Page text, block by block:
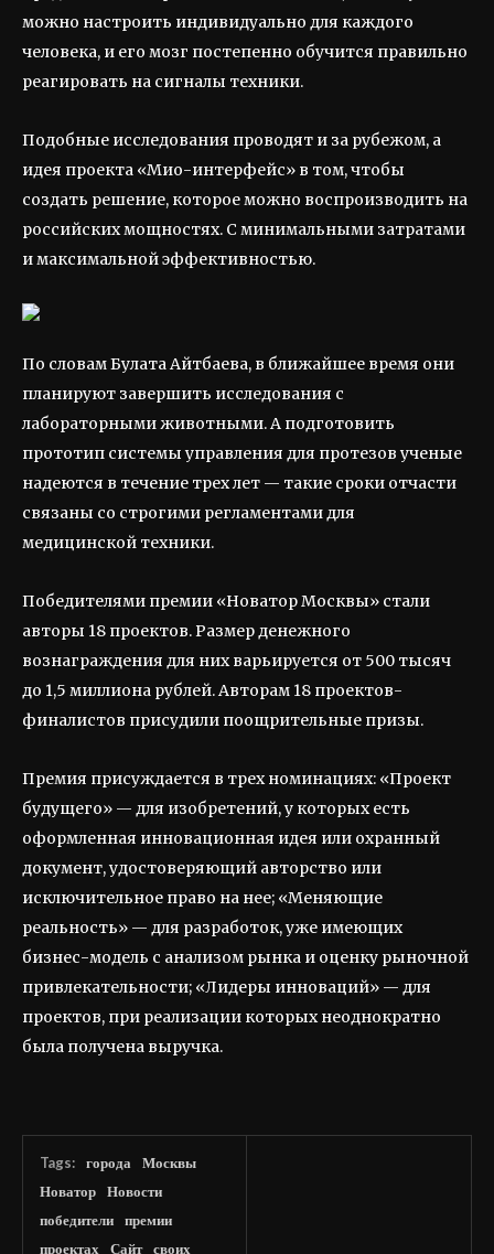
можно настроить индивидуально для каждого
человека, и его мозг постепенно обучится правильно
реагировать на сигналы техники.
Подобные исследования проводят и за рубежом, а
идея проекта «Мио-интерфейс» в том, чтобы
создать решение, которое можно воспроизводить на
российских мощностях. С минимальными затратами
и максимальной эффективностью.
По словам Булата Айтбаева, в ближайшее время они
планируют завершить исследования с
лабораторными животными. А подготовить
прототип системы управления для протезов ученые
надеются в течение трех лет — такие сроки отчасти
связаны со строгими регламентами для
медицинской техники.
Победителями премии «Новатор Москвы» стали
авторы 18 проектов. Размер денежного
вознаграждения для них варьируется от 500 тысяч
до 1,5 миллиона рублей. Авторам 18 проектов-
финалистов присудили поощрительные призы.
Премия присуждается в трех номинациях: «Проект
будущего» — для изобретений, у которых есть
оформленная инновационная идея или охранный
документ, удостоверяющий авторство или
исключительное право на нее; «Меняющие
реальность» — для разработок, уже имеющих
бизнес-модель с анализом рынка и оценку рыночной
привлекательности; «Лидеры инноваций» — для
проектов, при реализации которых неоднократно
была получена выручка.
Tags: города
Москвы
Новатор
Новости
победители
премии
проектах
Сайт своих